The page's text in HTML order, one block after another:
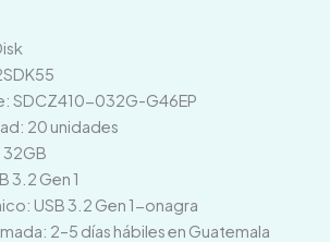
SDCZ410-032G-G46EP
20 unidades
3.2 Gen 1
USB 3.2 Gen 1-onagra
2–5 días hábiles en Guatemala